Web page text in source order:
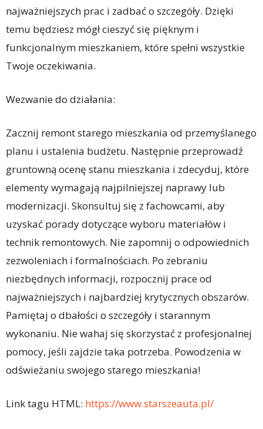
najważniejszych prac i zadbać o szczegóły. Dzięki
temu będziesz mógł cieszyć się pięknym i
funkcjonalnym mieszkaniem, które spełni wszystkie
Twoje oczekiwania.
Wezwanie do działania:
Zacznij remont starego mieszkania od przemyślanego
planu i ustalenia budżetu. Następnie przeprowadź
gruntowną ocenę stanu mieszkania i zdecyduj, które
elementy wymagają najpilniejszej naprawy lub
modernizacji. Skonsultuj się z fachowcami, aby
uzyskać porady dotyczące wyboru materiałów i
technik remontowych. Nie zapomnij o odpowiednich
zezwoleniach i formalnościach. Po zebraniu
niezbędnych informacji, rozpocznij prace od
najważniejszych i najbardziej krytycznych obszarów.
Pamiętaj o dbałości o szczegóły i starannym
wykonaniu. Nie wahaj się skorzystać z profesjonalnej
pomocy, jeśli zajdzie taka potrzeba. Powodzenia w
odświeżaniu swojego starego mieszkania!
Link tagu HTML: https://www.starszeauta.pl/